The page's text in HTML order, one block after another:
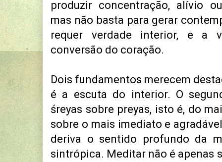
produzir concentração, alívio
mas não basta para gerar
requer verdade interior, e a
conversão do coração.
Dois fundamentos merecem
é a escuta do interior. O
śreyas sobre preyas, isto é, do
sobre o mais imediato e
deriva o sentido profundo da
sintrópica. Meditar não é apenas